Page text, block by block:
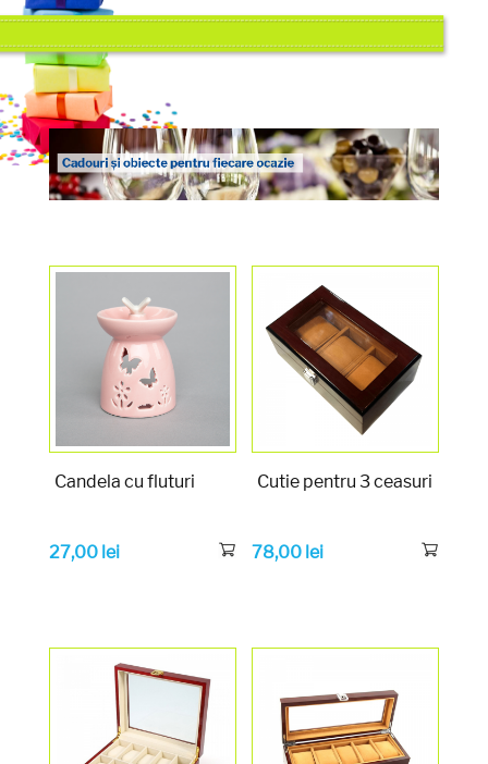
Candela cu fluturi
27,00 lei
Cutie pentru 3 ceasuri
78,00 lei